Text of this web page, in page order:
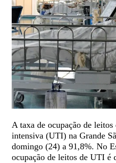
A taxa de ocupação de leitos
intensiva (UTI) na Grande
domingo (24) a 91,8%. No
ocupação de leitos de UTI é